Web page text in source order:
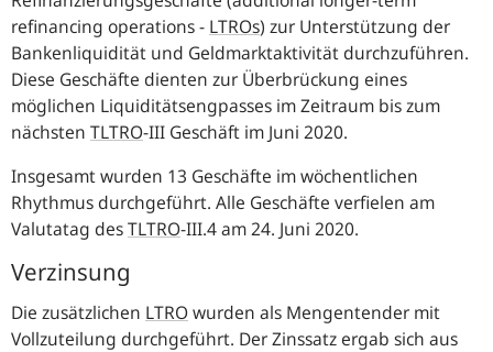
refinancing operations - LTROs) zur Unterstützung der
Bankenliquidität und Geldmarktaktivität durchzuführen.
Diese Geschäfte dienten zur Überbrückung eines
möglichen Liquiditätsengpasses im Zeitraum bis zum
nächsten TLTRO-III Geschäft im Juni 2020.
Insgesamt wurden 13 Geschäfte im wöchentlichen
Rhythmus durchgeführt. Alle Geschäfte verfielen am
Valutatag desTLTRO-III.4 am 24. Juni 2020.
Verzinsung
Die zusätzlichen LTROwurden als Mengentender mit
Vollzuteilung durchgeführt. Der Zinssatz ergab sich aus